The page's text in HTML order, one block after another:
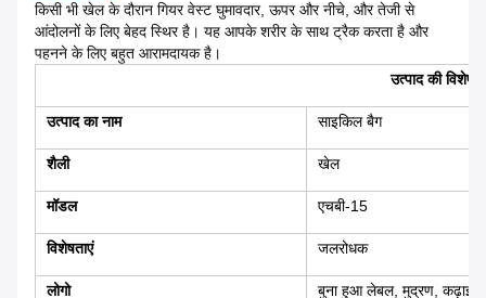
किसी भी खेल के दौरान गियर वेस्ट घुमावदार, ऊपर और नीचे, और तेजी से
आंदोलनों के लिए बेहद स्थिर है। यह आपके शरीर के साथ ट्रैक करता है और
पहनने के लिए बहुत आरामदायक है।
उत्पाद की
उत्पाद का नाम साइकिल बैग
शैली खेल
मॉडल एचबी-15
विशेषताएं जलरोधक
लोगो बुना हुआ लेबल, मुद्रण, कढ़ाई,